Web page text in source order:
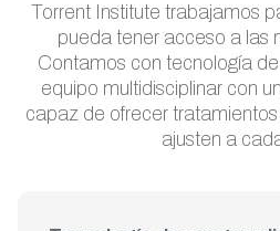
Torrent Institute trabajamos
pueda tener acceso a las
Contamos con tecnología
equipo multidisciplinar con
capaz de ofrecer
ajusten a